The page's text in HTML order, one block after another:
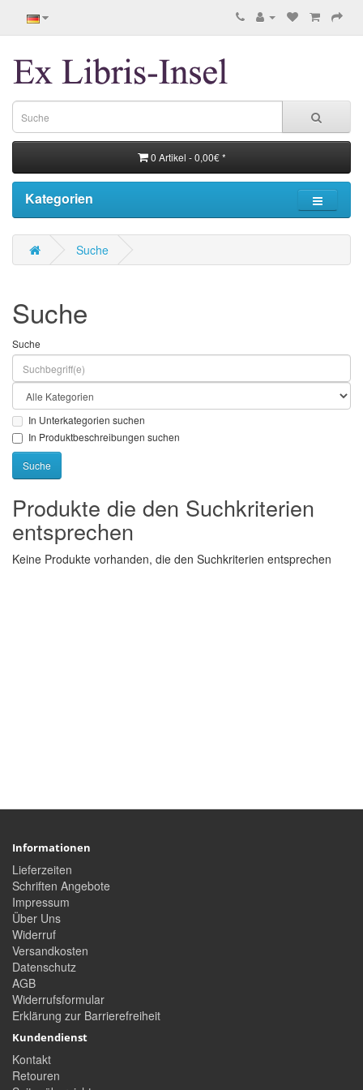
0 Artikel - 0,00€ *
Kategorien
Suche
Suche
Suche
In Unterkategorien suchen
In Produktbeschreibungen suchen
Produkte die den Suchkriterien
entsprechen
Keine Produkte vorhanden, die den Suchkriterien entsprechen
Informationen
Lieferzeiten
Schriften Angebote
Impressum
Über Uns
Widerruf
Versandkosten
Datenschutz
AGB
Widerrufsformular
Erklärung zur Barrierefreiheit
Kundendienst
Kontakt
Retouren